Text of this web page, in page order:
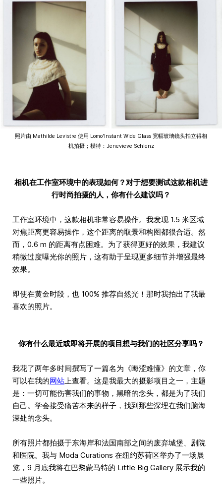
照片由 Mathilde Levistre 使用 Lomo'Instant Wide Glass 宽幅玻璃镜头拍立得相
机拍摄；模特：Jenevieve Schlenz
相机在工作室环境中的表现如何？对于想要测试这款相机进
行时尚拍摄的人，你有什么建议吗？
工作室环境中，这款相机非常容易操作。我发现 1.5 米区域
对焦距离更容易操作，这个距离的取景和构图都很合适。然
而，0.6 m 的距离有点困难。为了获得更好的效果，我建议
稍微过度曝光你的照片，这有助于呈现更多细节并增强最终
效果。
即使在黄金时段，也 100% 推荐自然光！那时我拍出了我最
喜欢的照片。
你有什么最近或即将开展的项目想与我们的社区分享吗？
我花了两年多时间撰写了一篇名为《晦涩难懂》的文章，你
可以在我的网站 上查看。这是我最大的摄影项目之一，主题
是：一切可能伤害我们的事物，黑暗的念头，都是为了我们
自己。学会接受痛苦本来的样子，找到那些深埋在我们脑海
深处的念头。
所有照片都拍摄于东海岸和法国南部之间的废弃城堡、剧院
和医院。我与 Moda Curations 在纽约苏荷区举办了一场展
览，9 月底我将在巴黎蒙马特的 Little Big Gallery 展示我的
一些照片。